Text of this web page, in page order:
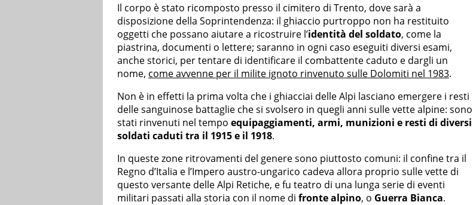
Il corpo è stato ricomposto presso il cimitero di Trento, dove sarà a
disposizione della Soprintendenza: il ghiaccio purtroppo non ha restituito
oggetti che possano aiutare a ricostruire l’identità del soldato, come la
piastrina, documenti o lettere; saranno in ogni caso eseguiti diversi esami,
anche storici, per tentare di identificare il combattente caduto e dargli un
nome, come avvenne per il milite ignoto rinvenuto sulle Dolomiti nel 1983.
Non è in effetti la prima volta che i ghiacciai delle Alpi lasciano emergere i resti
delle sanguinose battaglie che si svolsero in quegli anni sulle vette alpine: sono
stati rinvenuti nel tempo equipaggiamenti, armi, munizioni e resti di diversi
soldati caduti tra il 1915 e il 1918.
In queste zone ritrovamenti del genere sono piuttosto comuni: il confine tra il
Regno d’Italia e l’Impero austro-ungarico cadeva allora proprio sulle vette di
questo versante delle Alpi Retiche, e fu teatro di una lunga serie di eventi
militari passati alla storia con il nome di fronte alpino, o Guerra Bianca.